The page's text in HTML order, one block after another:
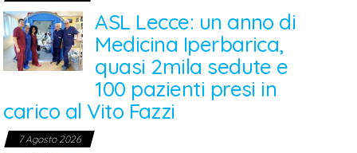
ASL Lecce: un anno di
Medicina Iperbarica,
quasi 2mila sedute e
100 pazienti presi in
carico al Vito Fazzi
7 Agosto 2026